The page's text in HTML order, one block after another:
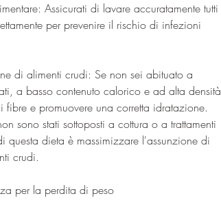
Assicurati di lavare accuratamente tutti
per prevenire il rischio di infezioni
di alimenti crudi: Se non sei abituato a
a basso contenuto calorico e ad alta densità
e promuovere una corretta idratazione.
sono stati sottoposti a cottura o a trattamenti
questa dieta è massimizzare l'assunzione di
crudi.
per la perdita di peso